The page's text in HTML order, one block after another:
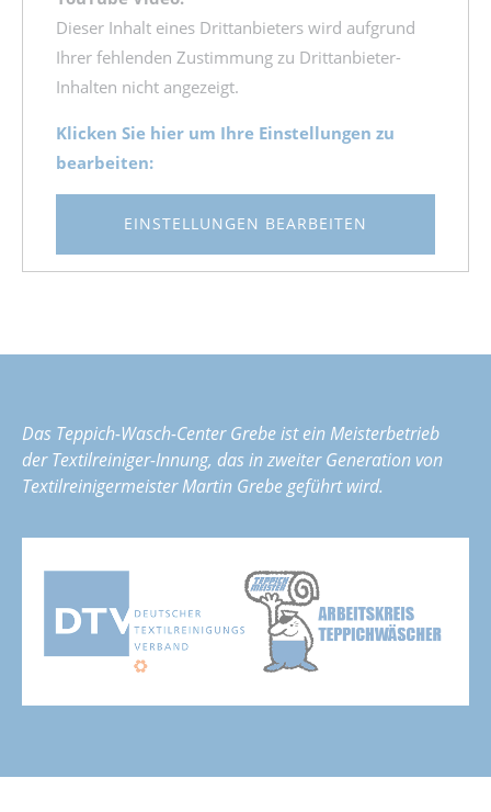
Dieser Inhalt eines Drittanbieters wird aufgrund
Ihrer fehlenden Zustimmung zu Drittanbieter-
Inhalten nicht angezeigt.
Klicken Sie hier um Ihre Einstellungen zu
bearbeiten:
EINSTELLUNGEN BEARBEITEN
Das Teppich-Wasch-Center Grebe ist ein Meisterbetrieb
der Textilreiniger-Innung, das in zweiter Generation von
Textilreinigermeister Martin Grebe geführt wird.